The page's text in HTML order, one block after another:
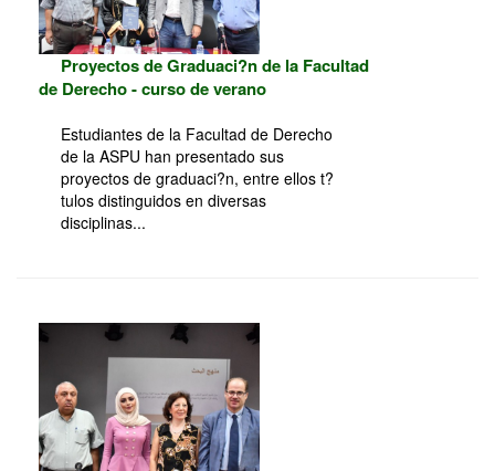
Proyectos de Graduaci?n de la Facultad
de Derecho - curso de verano
Estudiantes de la Facultad de Derecho
de la ASPU han presentado sus
proyectos de graduaci?n, entre ellos t?
tulos distinguidos en diversas
disciplinas...